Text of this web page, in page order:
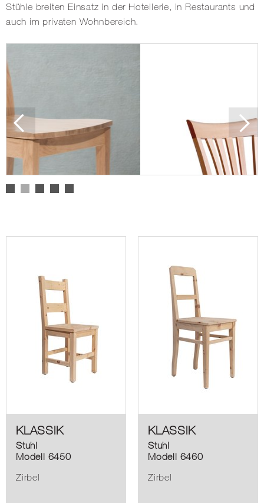
Stühle breiten Einsatz in der Hotellerie, in Restaurants und
auch im privaten Wohnbereich.
KLASSIK
Stuhl
Modell 6450
Zirbel
KLASSIK
Stuhl
Modell 6460
Zirbel